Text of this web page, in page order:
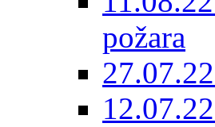
požara